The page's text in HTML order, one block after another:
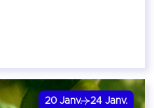
20 Janv. 24 Janv.